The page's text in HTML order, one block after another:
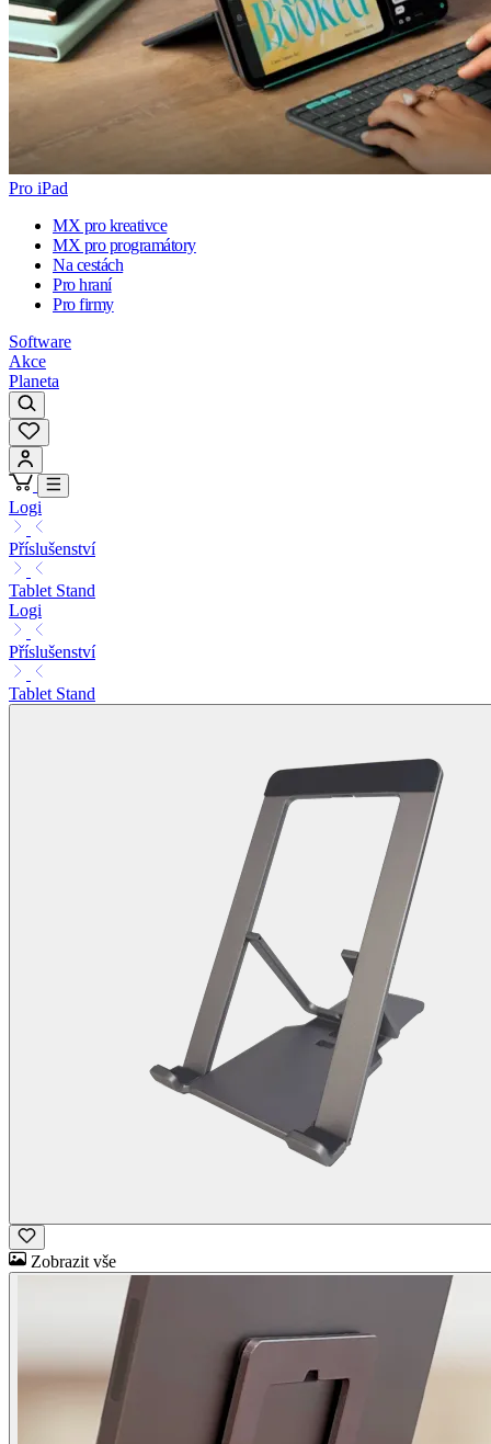
Pro iPad
MX pro kreativce
MX pro programátory
Na cestách
Pro hraní
Pro firmy
Software
Akce
Planeta
Logi
Příslušenství
Tablet Stand
Logi
Příslušenství
Tablet Stand
Zobrazit vše